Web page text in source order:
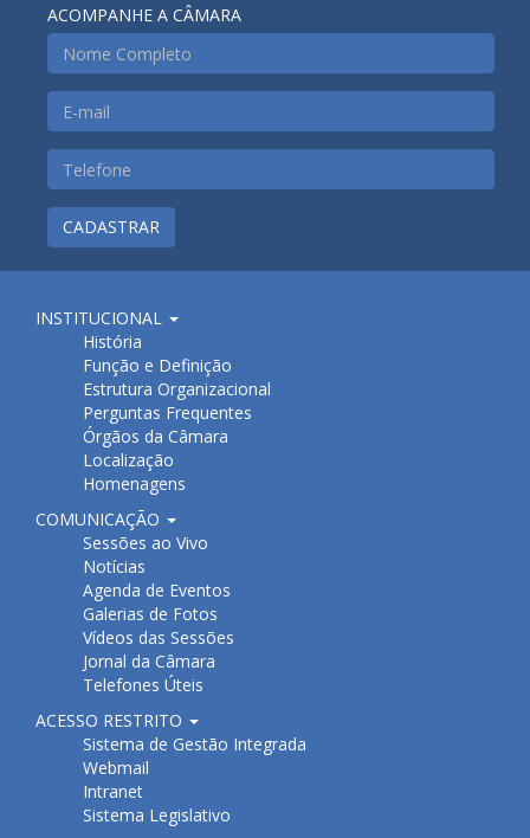
ACOMPANHE A CÂMARA
CADASTRAR
INSTITUCIONAL
História
Função e Definição
Estrutura Organizacional
Perguntas Frequentes
Órgãos da Câmara
Localização
Homenagens
COMUNICAÇÃO
Sessões ao Vivo
Notícias
Agenda de Eventos
Galerias de Fotos
Vídeos das Sessões
Jornal da Câmara
Telefones Úteis
ACESSO RESTRITO
Sistema de Gestão Integrada
Webmail
Intranet
Sistema Legislativo